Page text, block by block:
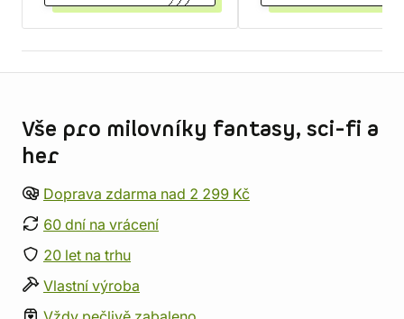
Vše pro milovníky fantasy, sci-fi a
her
Doprava zdarma nad 2 299 Kč
60 dní na vrácení
20 let na trhu
Vlastní výroba